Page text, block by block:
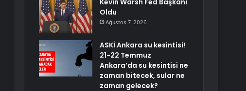
Kevin Warsh Fed Başkanı
Oldu
Ağustos 7, 2026
ASKİ Ankara su kesintisi!
21-22 Temmuz
Ankara’da su kesintisi ne
zaman bitecek, sular ne
zaman gelecek?